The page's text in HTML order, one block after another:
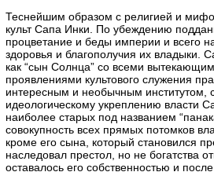
Теснейшим образом с религией и
культ Сапа Инки. По убеждению
процветание и беды империи и всего
здоровья и благополучия их владыки.
как “сын Солнца” со всеми
проявлениями культового служения
интересным и необычным институтом,
идеологическому укреплению власти
наиболее старых под названием
совокупность всех прямых потомков
кроме его сына, который становился
наследовал престол, но не богатства
оставалось его собственностью и